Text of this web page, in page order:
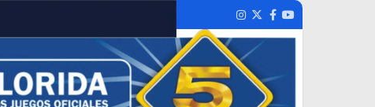
Instagram
TwitterFacebook
Youtube